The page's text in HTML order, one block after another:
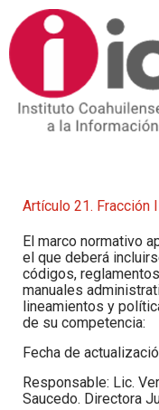
Artículo 21. Fracción
El marco normativo
el que deberá
códigos,
manuales
lineamientos y
de su competencia:
Fecha de
Responsable: Lic.
Saucedo. Directora